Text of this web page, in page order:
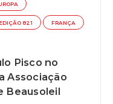
821 FRANÇA
Pisco no
Associação
Beausoleil